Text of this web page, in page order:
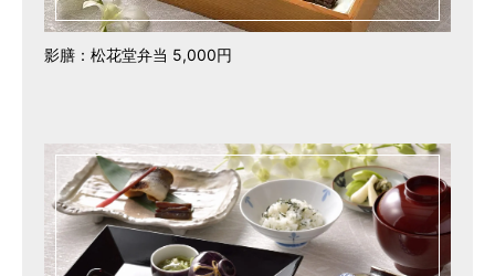
影膳：松花堂弁当 5,000円